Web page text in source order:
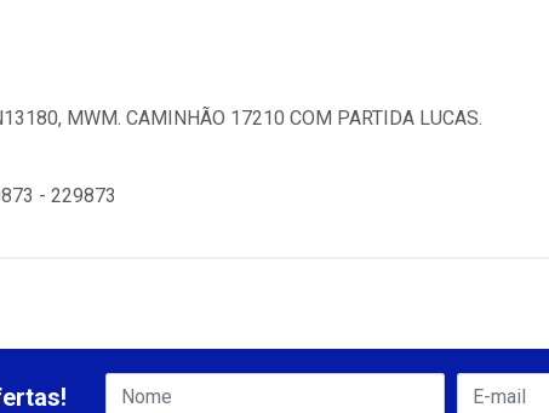
MWM. CAMINHÃO 17210 COM PARTIDA LUCAS.
- 229873